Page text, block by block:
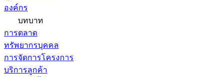
องค์กร
บทบาท
การตลาด
ทรัพยากรบุคคล
การจัดการโครงการ
บริการลูกค้า